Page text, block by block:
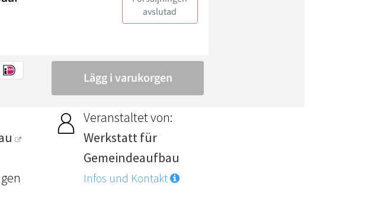
Veranstaltet von:
Werkstatt für
Gemeindeaufbau
Infos und Kontakt